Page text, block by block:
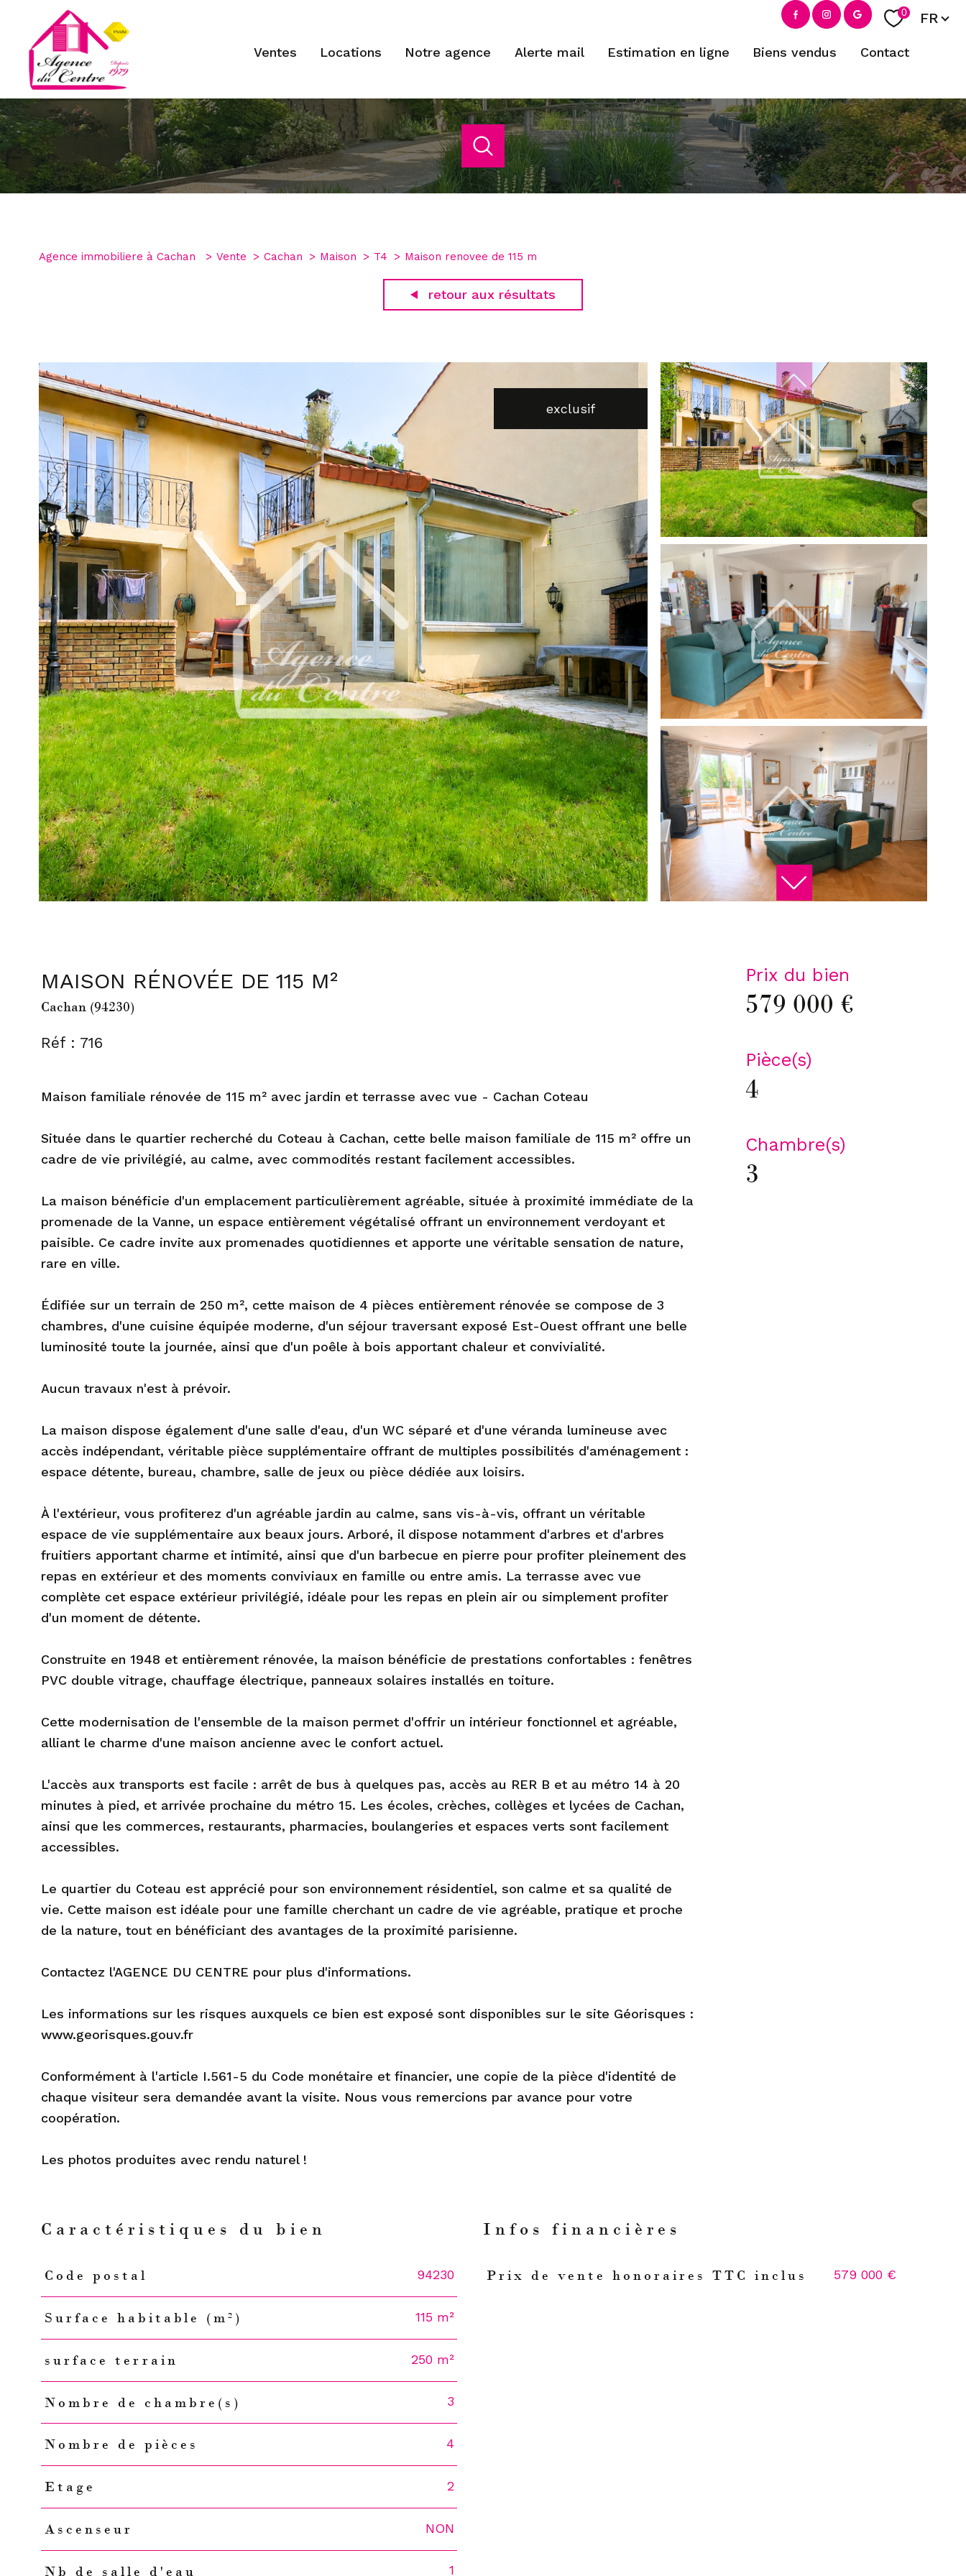
0 FR
ventes locations notre agence alerte mail estimation en ligne biens vendus contact
acheter
de l'immo pro
estimer
4 Pièces
Agence immobiliere à Cachan Vente Cachan Maison T4 Maison renovee de 115 m
retour aux résultats
exclusif
MAISON RÉNOVÉE DE 115 M²
Cachan (94230)
Réf : 716
Maison familiale rénovée de 115 m² avec jardin et terrasse avec vue - Cachan Coteau
Située dans le quartier recherché du Coteau à Cachan, cette belle maison familiale de 115 m² offre un
cadre de vie privilégié, au calme, avec commodités restant facilement accessibles.
La maison bénéficie d'un emplacement particulièrement agréable, située à proximité immédiate de la
promenade de la Vanne, un espace entièrement végétalisé offrant un environnement verdoyant et
paisible. Ce cadre invite aux promenades quotidiennes et apporte une véritable sensation de nature,
rare en ville.
Édifiée sur un terrain de 250 m², cette maison de 4 pièces entièrement rénovée se compose de 3
chambres, d'une cuisine équipée moderne, d'un séjour traversant exposé Est-Ouest offrant une belle
luminosité toute la journée, ainsi que d'un poêle à bois apportant chaleur et convivialité.
Aucun travaux n'est à prévoir.
La maison dispose également d'une salle d'eau, d'un WC séparé et d'une véranda lumineuse avec
accès indépendant, véritable pièce supplémentaire offrant de multiples possibilités d'aménagement :
espace détente, bureau, chambre, salle de jeux ou pièce dédiée aux loisirs.
À l'extérieur, vous profiterez d'un agréable jardin au calme, sans vis-à-vis, offrant un véritable
espace de vie supplémentaire aux beaux jours. Arboré, il dispose notamment d'arbres et d'arbres
fruitiers apportant charme et intimité, ainsi que d'un barbecue en pierre pour profiter pleinement des
repas en extérieur et des moments conviviaux en famille ou entre amis. La terrasse avec vue
complète cet espace extérieur privilégié, idéale pour les repas en plein air ou simplement profiter
d'un moment de détente.
Construite en 1948 et entièrement rénovée, la maison bénéficie de prestations confortables : fenêtres
PVC double vitrage, chauffage électrique, panneaux solaires installés en toiture.
Cette modernisation de l'ensemble de la maison permet d'offrir un intérieur fonctionnel et agréable,
alliant le charme d'une maison ancienne avec le confort actuel.
L'accès aux transports est facile : arrêt de bus à quelques pas, accès au RER B et au métro 14 à 20
minutes à pied, et arrivée prochaine du métro 15. Les écoles, crèches, collèges et lycées de Cachan,
ainsi que les commerces, restaurants, pharmacies, boulangeries et espaces verts sont facilement
accessibles.
Le quartier du Coteau est apprécié pour son environnement résidentiel, son calme et sa qualité de
vie. Cette maison est idéale pour une famille cherchant un cadre de vie agréable, pratique et proche
de la nature, tout en bénéficiant des avantages de la proximité parisienne.
Contactez l'AGENCE DU CENTRE pour plus d'informations.
Les informations sur les risques auxquels ce bien est exposé sont disponibles sur le site Géorisques :
www.georisques.gouv.fr
Conformément à l'article I.561-5 du Code monétaire et financier, une copie de la pièce d'identité de
chaque visiteur sera demandée avant la visite. Nous vous remercions par avance pour votre
coopération.
Les photos produites avec rendu naturel !
Prix du bien
579 000 €
Pièce(s)
4
Chambre(s)
3
Caractéristiques du bien
Caractéristiques
Code postal 94230
Surface habitable (m²) 115 m²
surface terrain 250 m²
Nombre de chambre(s) 3
Nombre de pièces 4
Etage 2
Ascenseur NON
Nb de salle d'eau 1
Infos financières
Caractéristiques Valeurs
Prix de vente honoraires TTC inclus 579 000 €